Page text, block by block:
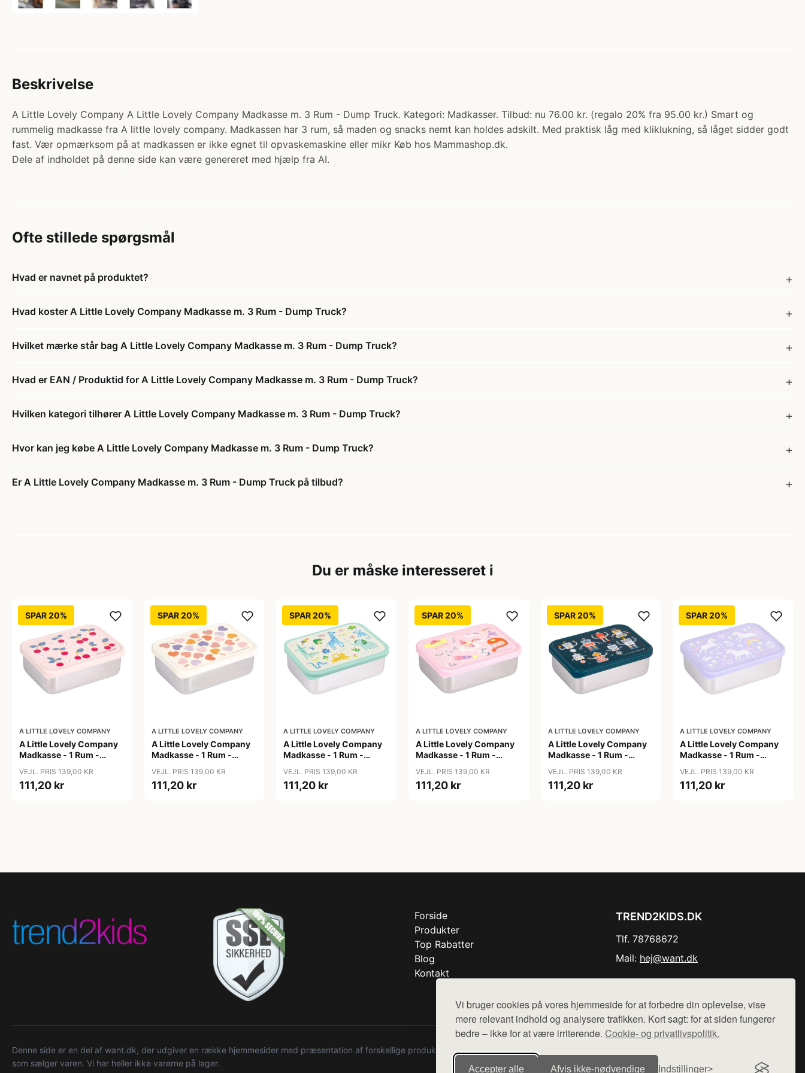
Vi bruger cookies på vores hjemmeside for at forbedre din oplevelse, vise
mere relevant indhold og analysere trafikken. Kort sagt: for at siden fungerer
bedre – ikke for at være irriterende. Cookie- og privatlivspolitik.
Accepter alle Afvis ikke‑nødvendige Indstillinger
Beskrivelse
A Little Lovely Company A Little Lovely Company Madkasse m. 3 Rum - Dump Truck. Kategori: Madkasser. Tilbud: nu 76.00 kr. (regalo 20% fra 95.00 kr.) Smart og
rummelig madkasse fra A little lovely company. Madkassen har 3 rum, så maden og snacks nemt kan holdes adskilt. Med praktisk låg med kliklukning, så låget sidder godt
fast. Vær opmærksom på at madkassen er ikke egnet til opvaskemaskine eller mikr Køb hos Mammashop.dk.
Dele af indholdet på denne side kan være genereret med hjælp fra AI.
Ofte stillede spørgsmål
Hvad er navnet på produktet?
Hvad koster A Little Lovely Company Madkasse m. 3 Rum - Dump Truck?
Hvilket mærke står bag A Little Lovely Company Madkasse m. 3 Rum - Dump Truck?
Hvad er EAN / Produktid for A Little Lovely Company Madkasse m. 3 Rum - Dump Truck?
Hvilken kategori tilhører A Little Lovely Company Madkasse m. 3 Rum - Dump Truck?
Hvor kan jeg købe A Little Lovely Company Madkasse m. 3 Rum - Dump Truck?
Er A Little Lovely Company Madkasse m. 3 Rum - Dump Truck på tilbud?
Du er måske interesseret i
SPAR 20%
A LITTLE LOVELY COMPANY
A Little Lovely Company
Madkasse - 1 Rum -
Cherries
VEJL. PRIS 139,00 KR
111,20 kr
SPAR 20%
A LITTLE LOVELY COMPANY
A Little Lovely Company
Madkasse - 1 Rum -
Hearts
VEJL. PRIS 139,00 KR
111,20 kr
SPAR 20%
A LITTLE LOVELY COMPANY
A Little Lovely Company
Madkasse - 1 Rum -
Jungle
VEJL. PRIS 139,00 KR
111,20 kr
SPAR 20%
A LITTLE LOVELY COMPANY
A Little Lovely Company
Madkasse - 1 Rum -
Princesses
VEJL. PRIS 139,00 KR
111,20 kr
SPAR 20%
A LITTLE LOVELY COMPANY
A Little Lovely Company
Madkasse - 1 Rum -
Robots
VEJL. PRIS 139,00 KR
111,20 kr
SPAR 20%
A LITTLE LOVELY COMPANY
A Little Lovely Company
Madkasse - 1 Rum -
Unicorn Dreams
VEJL. PRIS 139,00 KR
111,20 kr
Forside
Produkter
Top Rabatter
Blog
Kontakt
TREND2KIDS.DK
Tlf. 78768672
Mail: hej@want.dk
Denne side er en del af want.dk, der udgiver en række hjemmesider med præsentation af forskellige produkter fra diverse webshops. Der sælges ikke varer fra denne side - vi henviser til de shops,
som sælger varen. Vi har heller ikke varerne på lager.